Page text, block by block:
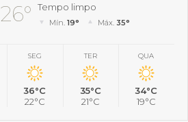
26° Tempo limpo
Mín.19° Máx. 35°
SEG
36°C
22°C
TER
35°C
21°C
QUA
34°C
19°C